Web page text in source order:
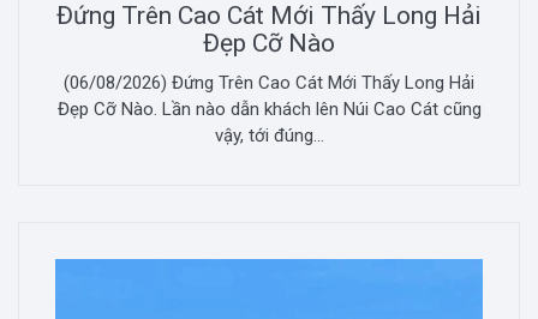
Đứng Trên Cao Cát Mới Thấy Long Hải
Đẹp Cỡ Nào
(06/08/2026) Đứng Trên Cao Cát Mới Thấy Long Hải
Đẹp Cỡ Nào. Lần nào dẫn khách lên Núi Cao Cát cũng
vậy, tới đúng...